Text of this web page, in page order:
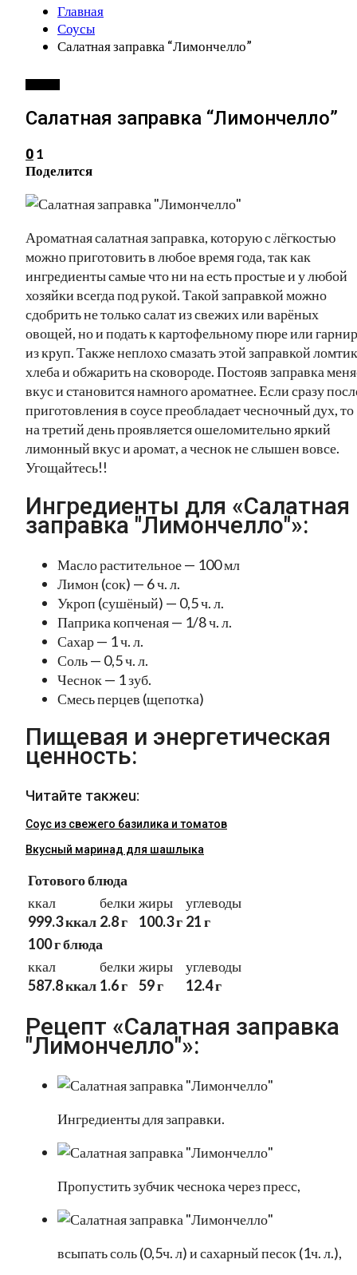
Главная
Соусы
Салатная заправка “Лимончелло”
Салатная заправка “Лимончелло”
0 1
Поделится
Ароматная салатная заправка, которую с лёгкостью
можно приготовить в любое время года, так как
ингредиенты самые что ни на есть простые и у любой
хозяйки всегда под рукой. Такой заправкой можно
сдобрить не только салат из свежих или варёных
овощей, но и подать к картофельному пюре или
из круп. Также неплохо смазать этой заправкой
хлеба и обжарить на сковороде. Постояв заправка
вкус и становится намного ароматнее. Если сразу
приготовления в соусе преобладает чесночный дух, то
на третий день проявляется ошеломительно яркий
лимонный вкус и аромат, а чеснок не слышен вовсе.
Угощайтесь!!
Ингредиенты для «Салатная
заправка "Лимончелло"»:
Масло растительное — 100 мл
Лимон (сок) — 6 ч. л.
Укроп (сушёный) — 0,5 ч. л.
Паприка копченая — 1/8 ч. л.
Сахар — 1 ч. л.
Соль — 0,5 ч. л.
Чеснок — 1 зуб.
Смесь перцев (щепотка)
Пищевая и энергетическая
ценность:
Читайте такжеu:
Соус из свежего базилика и томатов
Вкусный маринад для шашлыка
Готового блюда
ккал
999.3 ккал
белки
2.8 г
жиры
100.3 г
углеводы
21 г
100 г блюда
ккал
587.8 ккал
белки
1.6 г
жиры
59 г
углеводы
12.4 г
Рецепт «Салатная заправка
"Лимончелло"»:
Ингредиенты для заправки.
Пропустить зубчик чеснока через пресс,
всыпать соль (0,5ч. л) и сахарный песок (1ч. л.),